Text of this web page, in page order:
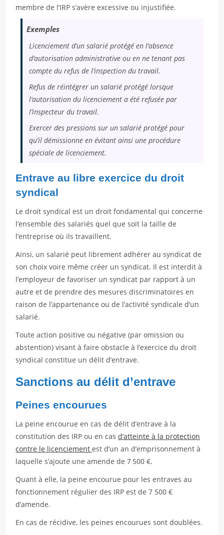
membre de l’IRP s’avère excessive ou injustifiée.
Exemples
Licenciement d’un salarié protégé en l’absence
d’autorisation administrative ou en ne tenant pas
compte du refus de l’inspection du travail.
Refus de réintégrer un salarié protégé lorsque
l’autorisation du licenciement a été refusée par
l’inspecteur du travail.
Exercer des pressions sur un salarié protégé pour
qu’il démissionne en évitant ainsi une procédure
spéciale de licenciement.
Entrave au libre exercice du droit
syndical
Le droit syndical est un droit fondamental qui concerne
l’ensemble des salariés quel que soit la taille de
l’entreprise où ils travaillent.
Ainsi, un salarié peut librement adhérer au syndicat de
son choix voire même créer un syndicat. Il est interdit à
l’employeur de favoriser un syndicat par rapport à un
autre et de prendre des mesures discriminatoires en
raison de l’appartenance ou de l’activité syndicale d’un
salarié.
Toute action positive ou négative (par omission ou
abstention) visant à faire obstacle à l’exercice du droit
syndical constitue un délit d’entrave.
Sanctions au délit d’entrave
Peines encourues
La peine encourue en cas de délit d’entrave à la
constitution des IRP ou en casd’atteinte à la protection
contre le licenciementest d’un an d’emprisonnement à
laquelle s’ajoute une amende de 7 500 €.
Quant à elle, la peine encourue pour les entraves au
fonctionnement régulier des IRP est de 7 500 €
d’amende.
En cas de récidive, les peines encourues sont doublées.